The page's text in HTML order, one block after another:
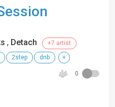
, Detach
+7 artist
2step dnb +
0